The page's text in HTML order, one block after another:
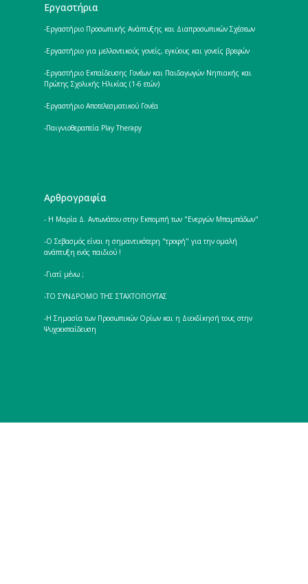
Εργαστήρια
-Εργαστήριο Προσωπικής Ανάπτυξης και Διαπροσωπικών Σχέσεων
-Εργαστήριο για μελλοντικούς γονείς, εγκύους και γονείς βρεφών
-Εργαστήριο Εκπαίδευσης Γονέων και Παιδαγωγών Νηπιακής και
Πρώτης Σχολικής Ηλικίας (1-6 ετών)
-Εργαστήριο Αποτελεσματικού Γονέα
-Παιγνιοθεραπεία Play Therapy
Αρθρογραφία
- Η Μαρία Δ. Αντωνάτου στην Εκπομπή των "Ενεργών Μπαμπάδων"
-Ο Σεβασμός είναι η σημαντικότερη "τροφή" για την ομαλή
ανάπτυξη ενός παιδιού !
-Γιατί μένω ;
-ΤΟ ΣΥΝΔΡΟΜΟ ΤΗΣ ΣΤΑΧΤΟΠΟΥΤΑΣ
-Η Σημασία των Προσωπικών Ορίων και η Διεκδίκησή τους στην
Ψυχοεκπαίδευση